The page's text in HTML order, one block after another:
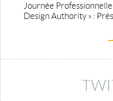
Journée
Design Authority » :